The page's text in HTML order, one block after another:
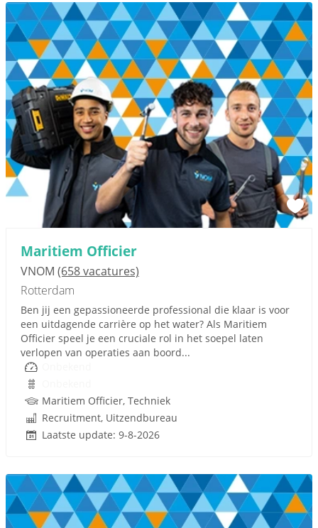
Maritiem Officier
VNOM (658 vacatures)
Rotterdam
Ben jij een gepassioneerde professional die klaar is voor
een uitdagende carrière op het water? Als Maritiem
Officier speel je een cruciale rol in het soepel laten
verlopen van operaties aan boord...
Maritiem Officier, Techniek
Recruitment, Uitzendbureau
Laatste update: 9-8-2026